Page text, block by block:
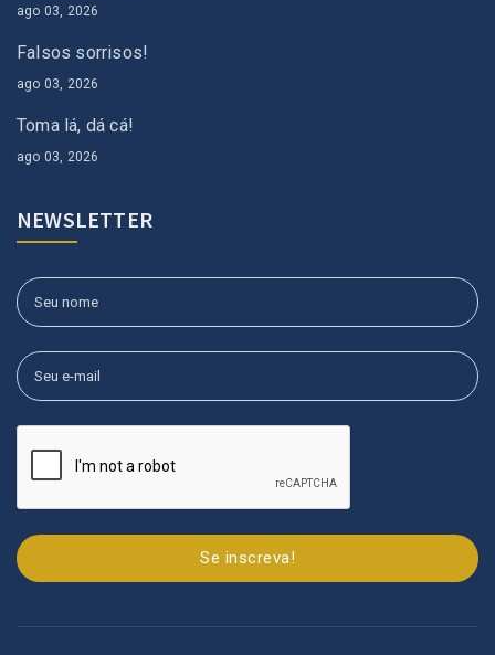
ago 03, 2026
Falsos sorrisos!
ago 03, 2026
Toma lá, dá cá!
ago 03, 2026
NEWSLETTER
Se inscreva!